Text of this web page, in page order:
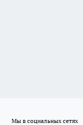
Мы в социальных сетях